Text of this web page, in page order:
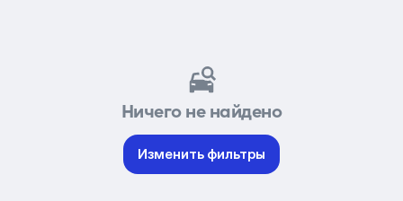
Ничего не найдено
Изменить фильтры